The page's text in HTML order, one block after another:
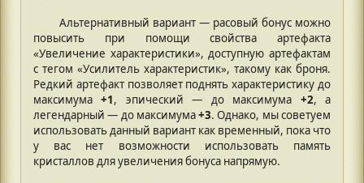
Альтернативный вариант — расовый бонус можно
повысить при помощи свойства артефакта
«Увеличение характеристики», доступную артефактам
с тегом «Усилитель характеристик», такому как броня.
Редкий артефакт позволяет поднять характеристику до
максимума+1, эпический — до максимума +2, а
легендарный — до максимума+3. Однако, мы советуем
использовать данный вариант как временный, пока что
у вас нет возможности использовать память
кристаллов для увеличения бонуса напрямую.